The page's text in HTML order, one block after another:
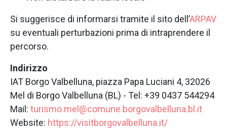
Si suggerisce di informarsi tramite il sito dell’ARPAV
su eventuali perturbazioni prima di intraprendere il
percorso.
Indirizzo
IAT Borgo Valbelluna, piazza Papa Luciani 4, 32026
Mel di Borgo Valbelluna (BL) - Tel: +39 0437 544294
Mail: turismo.mel@comune.borgovalbelluna.bl.it
Website: https://visitborgovalbelluna.it/